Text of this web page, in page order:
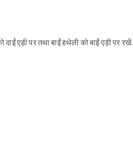
एड़ी पर तथा बाईं हथेली को बाईं एड़ी पर रखें.